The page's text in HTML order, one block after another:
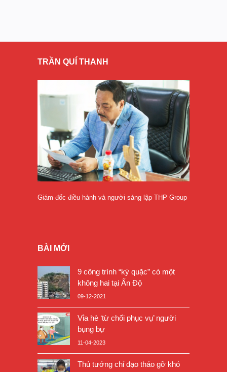
TRẦN QUÍ THANH
Giám đốc điều hành và người sáng lập THP Group
BÀI MỚI
9 công trình “kỳ quặc” có một
không hai tại Ấn Độ
09-12-2021
Vỉa hè ‘từ chối phục vụ’ người
bụng bự
11-04-2023
Thủ tướng chỉ đạo tháo gỡ khó